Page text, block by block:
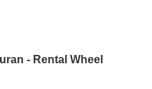
- Rental Wheel